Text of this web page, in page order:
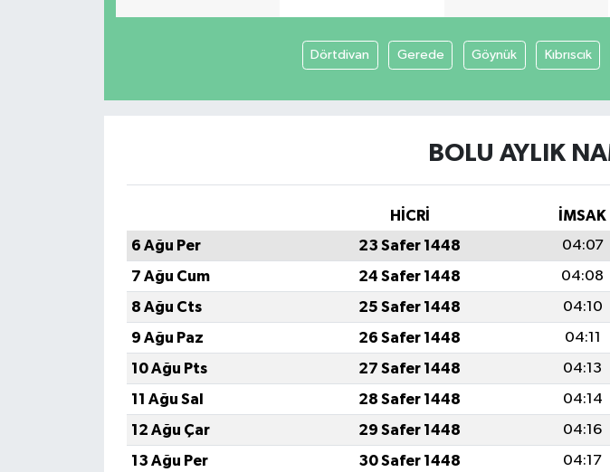
Dörtdivan Gerede Göynük Kıbrıscık
BOLU AYLIK
HİCRİ İMSAK
6 Ağu Per
23 Safer 1448 04:07
7 Ağu Cum
24 Safer 1448 04:08
8 Ağu Cts
25 Safer 1448 04:10
9 Ağu Paz
26 Safer 1448 04:11
10 Ağu Pts
27 Safer 1448 04:13
11 Ağu Sal
28 Safer 1448 04:14
12 Ağu Çar
29 Safer 1448 04:16
13 Ağu Per
30 Safer 1448 04:17